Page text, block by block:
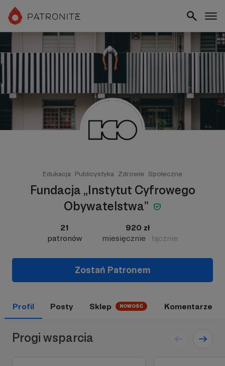
Edukacja Publicystyka Zdrowie Społeczne
Fundacja „Instytut Cyfrowego
Obywatelstwa”
21
patronów
920 zł
miesięcznie
łącznie
Zostań Patronem
Profil Posty Sklep NOWOŚĆ Komentarze
Progi wsparcia